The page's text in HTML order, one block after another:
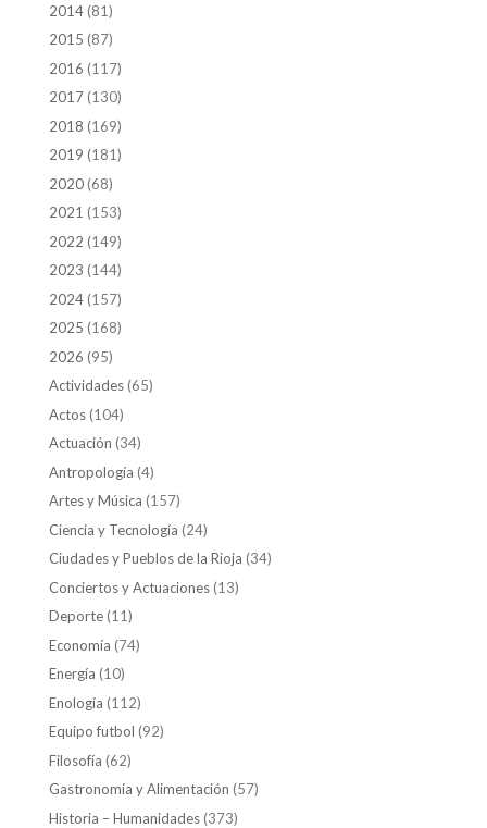
2014(81)
2015 (87)
2016 (117)
2017(130)
2018 (169)
2019 (181)
2020(68)
2021 (153)
2022 (149)
2023 (144)
2024(157)
2025 (168)
2026 (95)
Actividades(65)
Actos(104)
Actuación (34)
Antropología (4)
Artes y Música (157)
Ciencia y Tecnología (24)
Ciudades y Pueblos de la Rioja (34)
Conciertos y Actuaciones(13)
Deporte(11)
Economía (74)
Energía (10)
Enología (112)
Equipo futbol (92)
Filosofía (62)
Gastronomía y Alimentación (57)
Historia – Humanidades(373)